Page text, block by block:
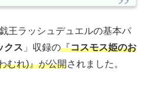
王ラッシュデュエルの基本パ
クス 」収録の『コスモス姫のお
むれ)』が公開されました。